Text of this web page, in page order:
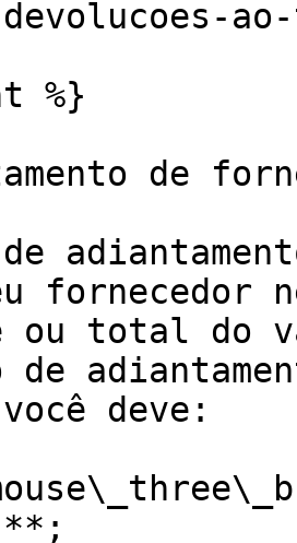
devolucoes-
%}
de
fornecedor
ou total do
deve: